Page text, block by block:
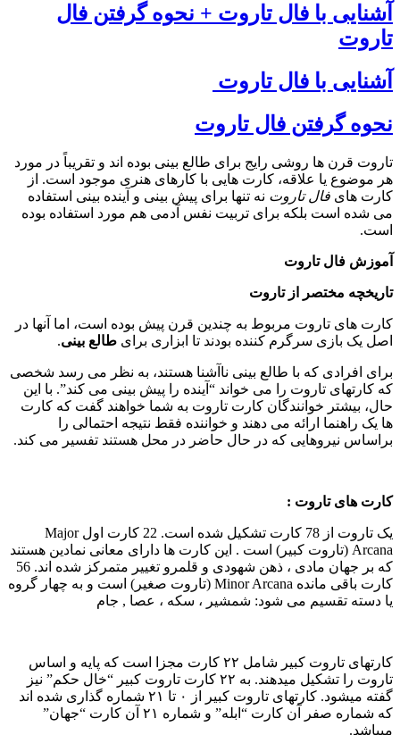
با فال تاروت + نحوه گرفتن فال
با فال تاروت
گرفتن فال تاروت
قرن ها روشی رایج برای طالع بینی بوده اند و تقریباً در مورد
موضوع یا علاقه، کارت هایی با کارهای هنری موجود است. از
هایفال تاروتنه تنها برای پیش بینی و آینده بینی استفاده
شده است بلکه برای تربیت نفس آدمی هم مورد استفاده بوده
فال تاروت
مختصر از تاروت
های تاروت مربوط به چندین قرن پیش بوده است، اما آنها در
یک بازی سرگرم کننده بودند تا ابزاری برایطالع بینی.
افرادی که با طالع بینی ناآشنا هستند، به نظر می رسد شخصی
کارتهای تاروت را می خواند “آینده را پیش بینی می کند”. با این
بیشتر خوانندگان کارت تاروت به شما خواهند گفت که کارت
یک راهنما ارائه می دهند و خواننده فقط نتیجه احتمالی را
نیروهایی که در حال حاضر در محل هستند تفسیر می کند.
های تاروت :
یک تاروت از 78 کارت تشکیل شده است. 22 کارت اول Major
Arcana (تاروت کبیر) است . این کارت ها دارای معانی نمادین هستند
که بر جهان مادی ، ذهن شهودی و قلمرو تغییر متمرکز شده اند. 56
کارت باقی مانده Minor Arcana (تاروت صغیر) است و به چهار گروه
دسته تقسیم می شود: شمشیر ، سکه ، عصا , جام
کارتهای تاروت کبیر شامل ۲۲ کارت مجزا است که پایه و اساس
تاروت را تشکیل میدهند. به ۲۲ کارت تاروت کبیر “خال حکم” نیز
گفته میشود. کارتهای تاروت کبیر از ۰ تا ۲۱ شماره گذاری شده اند
که شماره صفر آن کارت “ابله” و شماره ۲۱ آن کارت “جهان”